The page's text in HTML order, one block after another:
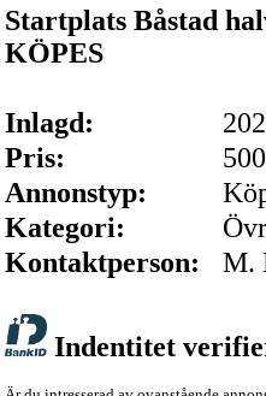
Startplats Båstad
KÖPES
Inlagd:
Pris:
Annonstyp:
Kategori:
Kontaktperson:
M.
Indentitet